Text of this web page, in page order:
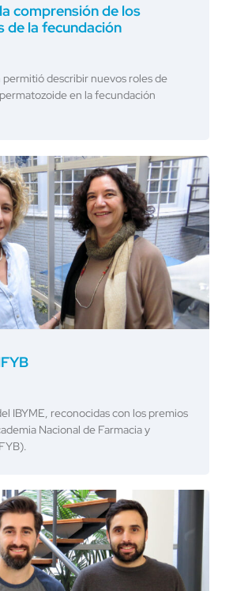
comprensión de los
de la fecundación
permitió describir nuevos roles de
en la fecundación
IBYME, reconocidas con los premios
Nacional de Farmacia y